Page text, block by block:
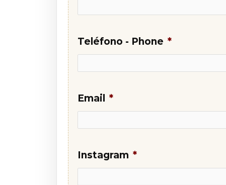
Teléfono - Phone *
Email *
Instagram *